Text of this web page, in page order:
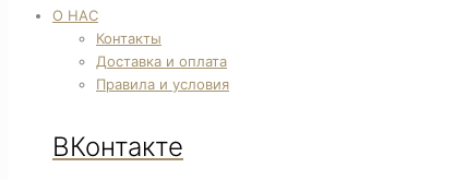
О НАС
Контакты
Доставка и оплата
Правила и условия
ВКонтакте